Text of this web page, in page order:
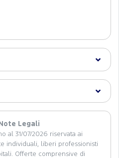
Legali
al 31/07/2026 riservata ai
individuali, liberi professionisti
Offerte comprensive di